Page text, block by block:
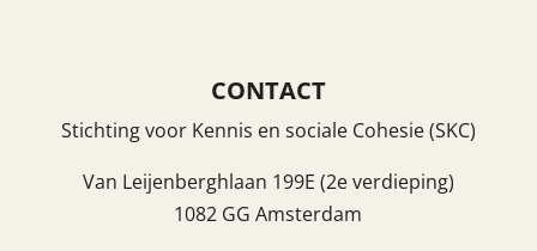
CONTACT
Stichting voor Kennis en sociale Cohesie (SKC)
Van Leijenberghlaan 199E (2e verdieping)
1082 GG Amsterdam